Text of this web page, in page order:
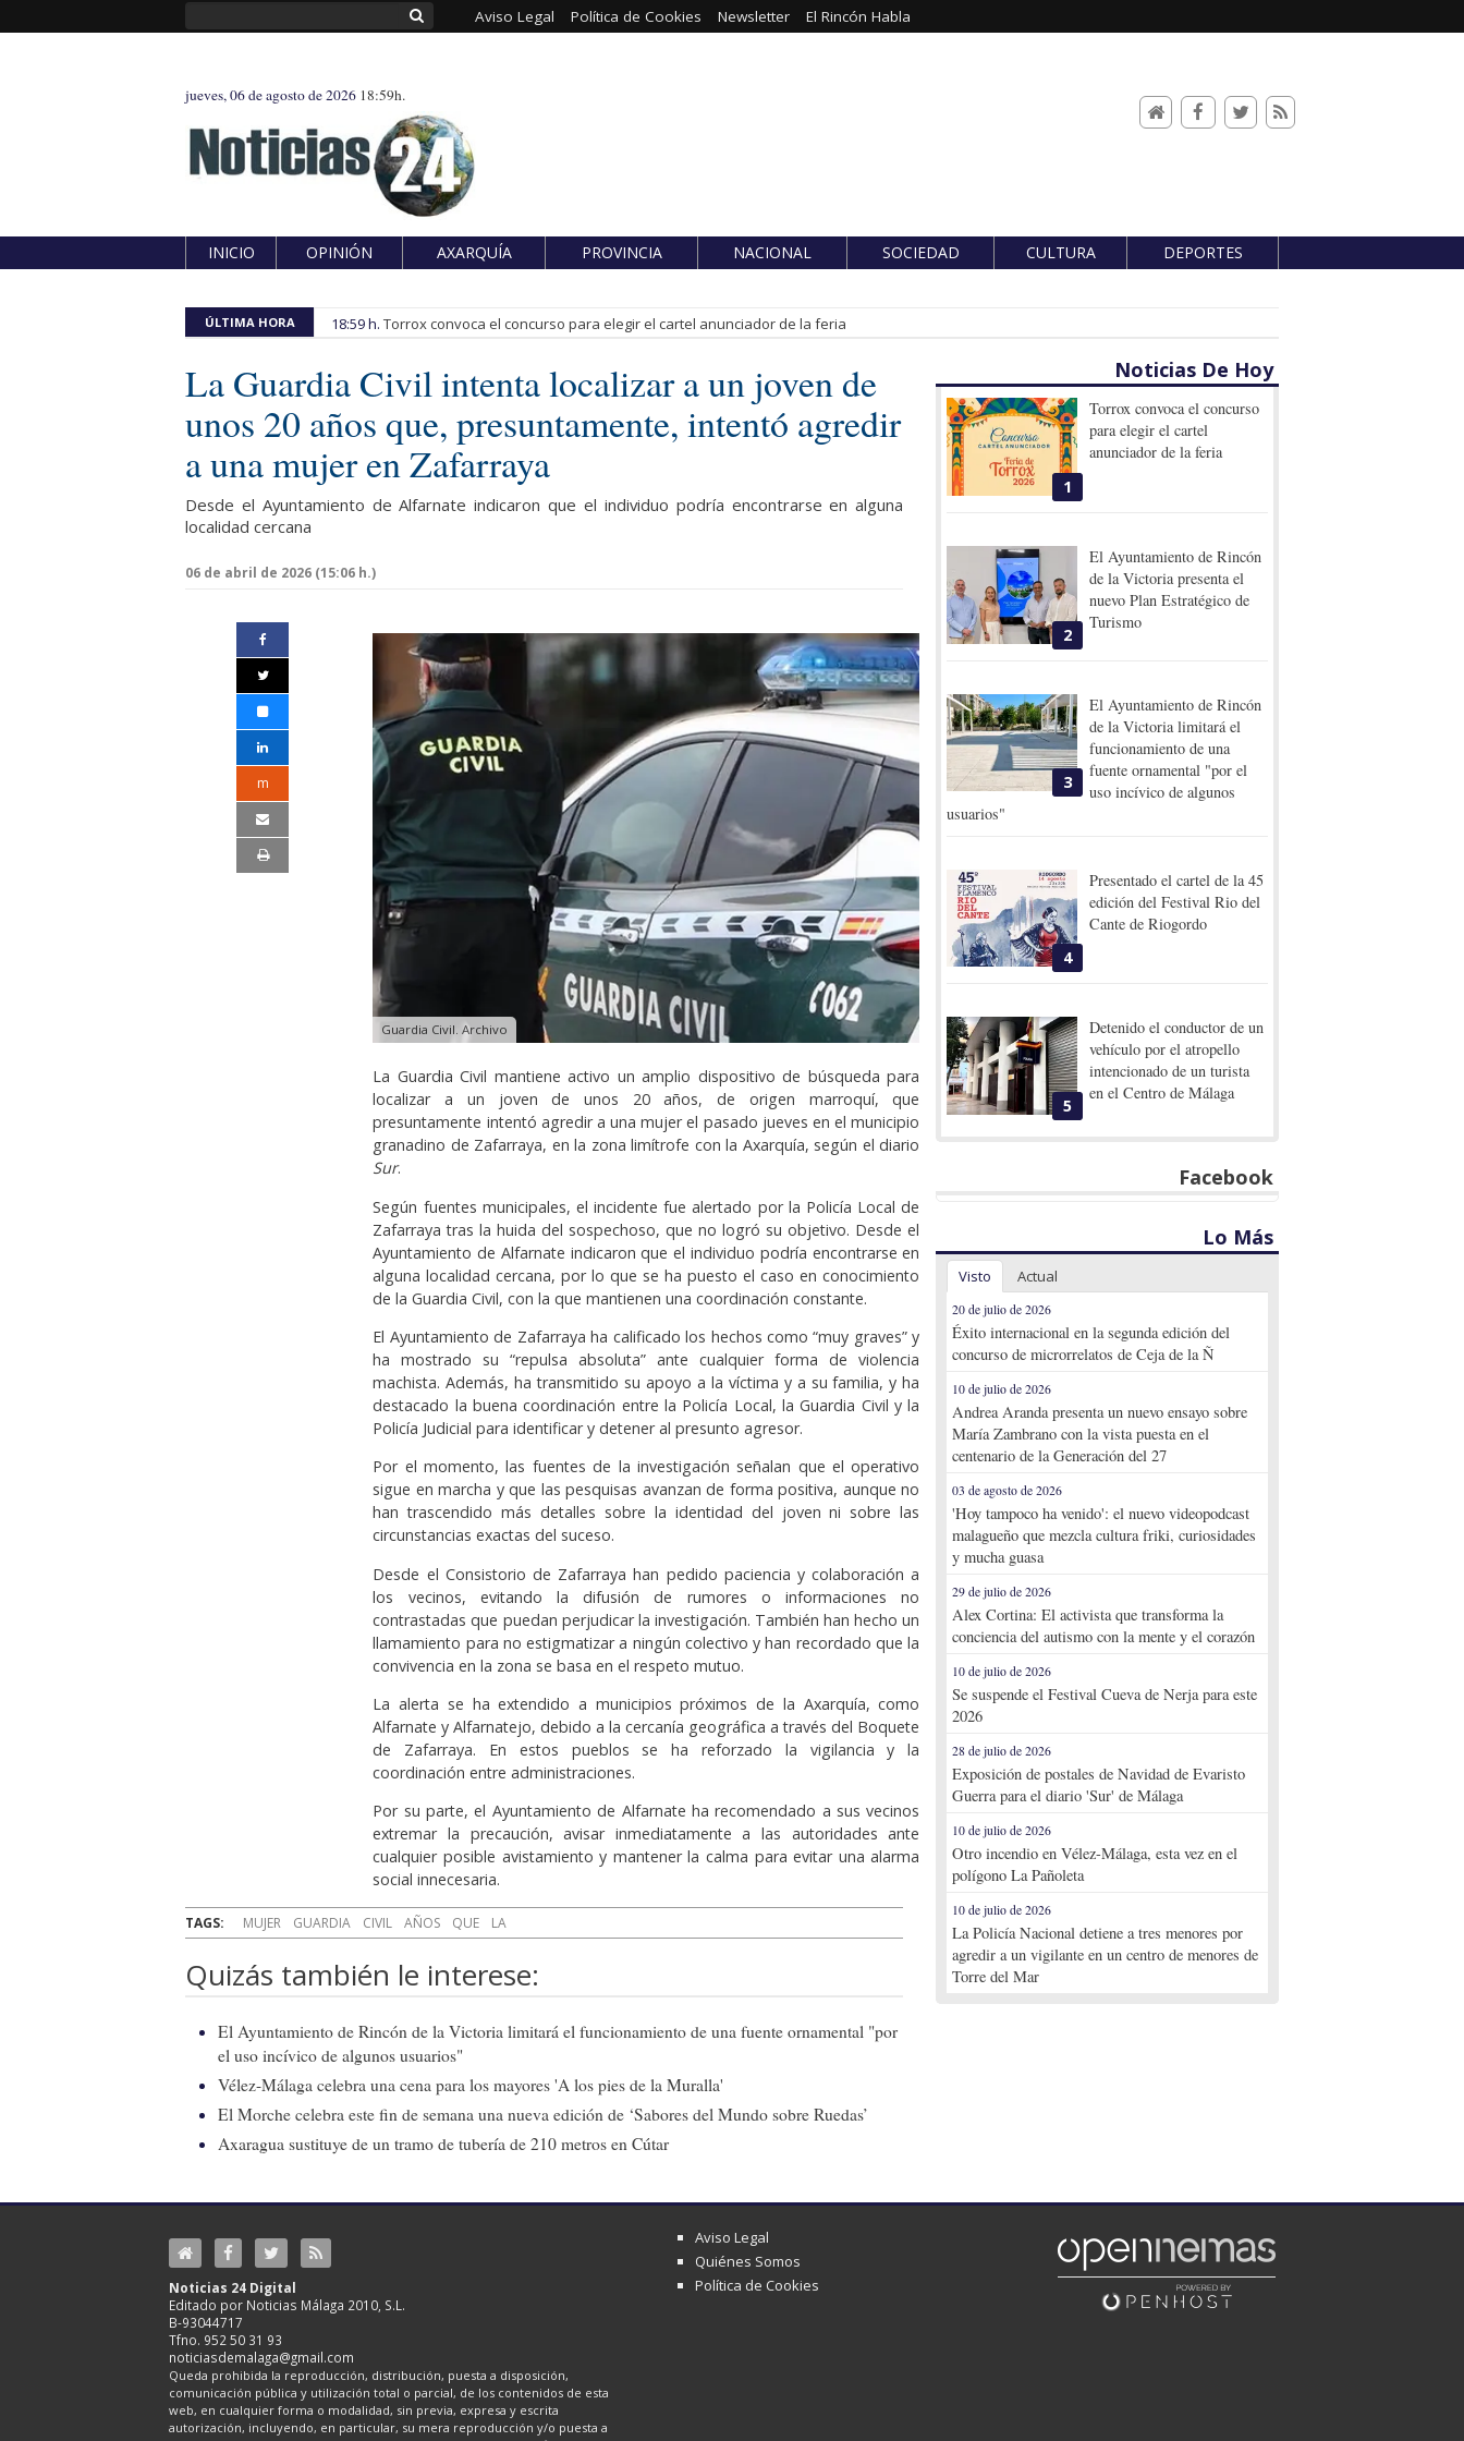
Aviso Legal Política de Cookies Newsletter El Rincón Habla
jueves, 06 de agosto de 2026 18:59h.
INICIO OPINIÓN AXARQUÍA PROVINCIA NACIONAL SOCIEDAD CULTURA DEPORTES
ÚLTIMA HORA 18:59 h. Torrox convoca el concurso para elegir el cartel anunciador de la feria
La Guardia Civil intenta localizar a un joven de
unos 20 años que, presuntamente, intentó agredir
a una mujer en Zafarraya
Desde el Ayuntamiento de Alfarnate indicaron que el individuo podría encontrarse en alguna
localidad cercana
06 de abril de 2026 (15:06 h.)
m
Guardia Civil. Archivo
La Guardia Civil mantiene activo un amplio dispositivo de búsqueda para
localizar a un joven de unos 20 años, de origen marroquí, que
presuntamente intentó agredir a una mujer el pasado jueves en el municipio
granadino de Zafarraya, en la zona limítrofe con la Axarquía, según el diario
Sur.
Según fuentes municipales, el incidente fue alertado por la Policía Local de
Zafarraya tras la huida del sospechoso, que no logró su objetivo. Desde el
Ayuntamiento de Alfarnate indicaron que el individuo podría encontrarse en
alguna localidad cercana, por lo que se ha puesto el caso en conocimiento
de la Guardia Civil, con la que mantienen una coordinación constante.
El Ayuntamiento de Zafarraya ha calificado los hechos como “muy graves” y
ha mostrado su “repulsa absoluta” ante cualquier forma de violencia
machista. Además, ha transmitido su apoyo a la víctima y a su familia, y ha
destacado la buena coordinación entre la Policía Local, la Guardia Civil y la
Policía Judicial para identificar y detener al presunto agresor.
Por el momento, las fuentes de la investigación señalan que el operativo
sigue en marcha y que las pesquisas avanzan de forma positiva, aunque no
han trascendido más detalles sobre la identidad del joven ni sobre las
circunstancias exactas del suceso.
Desde el Consistorio de Zafarraya han pedido paciencia y colaboración a
los vecinos, evitando la difusión de rumores o informaciones no
contrastadas que puedan perjudicar la investigación. También han hecho un
llamamiento para no estigmatizar a ningún colectivo y han recordado que la
convivencia en la zona se basa en el respeto mutuo.
La alerta se ha extendido a municipios próximos de la Axarquía, como
Alfarnate y Alfarnatejo, debido a la cercanía geográfica a través del Boquete
de Zafarraya. En estos pueblos se ha reforzado la vigilancia y la
coordinación entre administraciones.
Por su parte, el Ayuntamiento de Alfarnate ha recomendado a sus vecinos
extremar la precaución, avisar inmediatamente a las autoridades ante
cualquier posible avistamiento y mantener la calma para evitar una alarma
social innecesaria.
TAGS: MUJER GUARDIA CIVIL AÑOS QUE LA
Quizás también le interese:
El Ayuntamiento de Rincón de la Victoria limitará el funcionamiento de una fuente ornamental "por
el uso incívico de algunos usuarios"
Vélez-Málaga celebra una cena para los mayores 'A los pies de la Muralla'
El Morche celebra este fin de semana una nueva edición de ‘Sabores del Mundo sobre Ruedas’
Axaragua sustituye de un tramo de tubería de 210 metros en Cútar
Noticias De Hoy
1
Torrox convoca el concurso
para elegir el cartel
anunciador de la feria
2
El Ayuntamiento de Rincón
de la Victoria presenta el
nuevo Plan Estratégico de
Turismo
3
El Ayuntamiento de Rincón
de la Victoria limitará el
funcionamiento de una
fuente ornamental "por el
uso incívico de algunos
usuarios"
4
Presentado el cartel de la 45
edición del Festival Rio del
Cante de Riogordo
5
Detenido el conductor de un
vehículo por el atropello
intencionado de un turista
en el Centro de Málaga
Facebook
Lo Más
Visto Actual
20 de julio de 2026
Éxito internacional en la segunda edición del
concurso de microrrelatos de Ceja de la Ñ
10 de julio de 2026
Andrea Aranda presenta un nuevo ensayo sobre
María Zambrano con la vista puesta en el
centenario de la Generación del 27
03 de agosto de 2026
'Hoy tampoco ha venido': el nuevo videopodcast
malagueño que mezcla cultura friki, curiosidades
y mucha guasa
29 de julio de 2026
Alex Cortina: El activista que transforma la
conciencia del autismo con la mente y el corazón
10 de julio de 2026
Se suspende el Festival Cueva de Nerja para este
2026
28 de julio de 2026
Exposición de postales de Navidad de Evaristo
Guerra para el diario 'Sur' de Málaga
10 de julio de 2026
Otro incendio en Vélez-Málaga, esta vez en el
polígono La Pañoleta
10 de julio de 2026
La Policía Nacional detiene a tres menores por
agredir a un vigilante en un centro de menores de
Torre del Mar
Noticias 24 Digital
Editado por Noticias Málaga 2010, S.L.
B-93044717
Tfno. 952 50 31 93
noticiasdemalaga@gmail.com
Queda prohibida la reproducción, distribución, puesta a disposición,
comunicación pública y utilización total o parcial, de los contenidos de esta
web, en cualquier forma o modalidad, sin previa, expresa y escrita
autorización, incluyendo, en particular, su mera reproducción y/o puesta a
Aviso Legal
Quiénes Somos
Política de Cookies